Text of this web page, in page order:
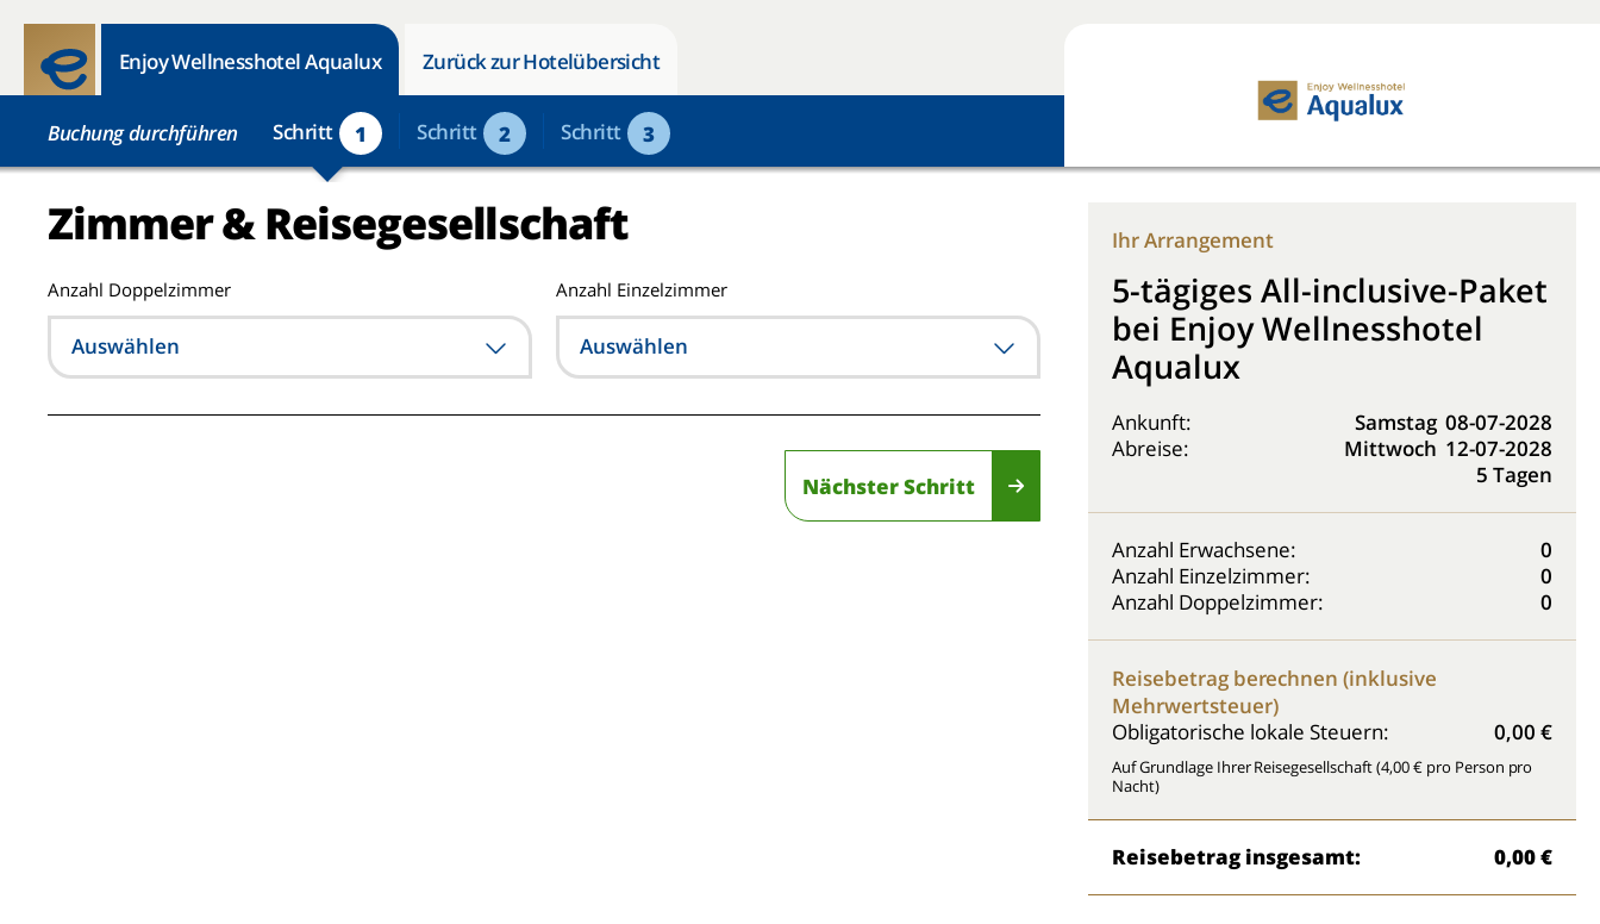
Enjoy Wellnesshotel Aqualux Zurück zur Hotelübersicht
Buchung durchführen Schritt 1 Schritt 2 Schritt 3
Zimmer & Reisegesellschaft
Anzahl Doppelzimmer
Auswählen
Anzahl Einzelzimmer
Auswählen
Nächster Schritt
Ihr Arrangement
5-tägiges All-inclusive-Paket
bei Enjoy Wellnesshotel
Aqualux
Ankunft: Samstag 08-07-2028
Abreise:
Mittwoch 12-07-2028
5 Tagen
Anzahl Erwachsene:
0
Anzahl Einzelzimmer:
0
Anzahl Doppelzimmer:
0
Reisebetrag berechnen (inklusive
Mehrwertsteuer)
Obligatorische lokale Steuern:
0,00 €
Auf Grundlage Ihrer Reisegesellschaft (4,00 € pro Person pro
Nacht)
Reisebetrag insgesamt: 0,00 €